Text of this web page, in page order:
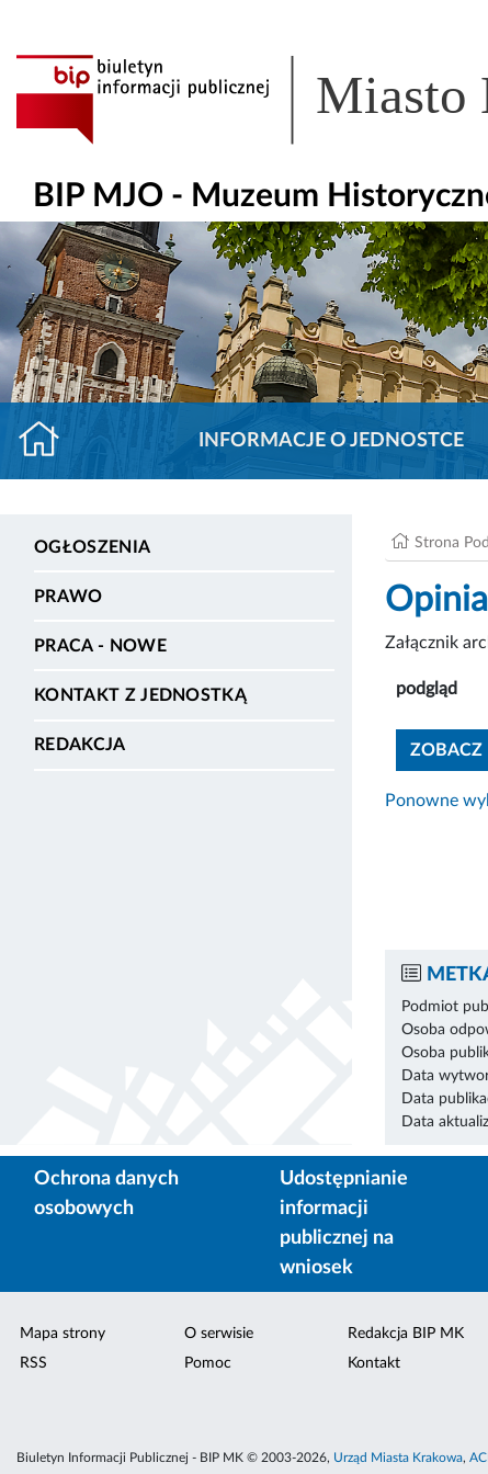
Miasto
BIP MJO - Muzeum
INFORMACJE O JEDNOSTCE
OGŁOSZENIA
PRAWO
PRACA - NOWE
KONTAKT Z JEDNOSTKĄ
REDAKCJA
Strona
Załącznik
podgląd
ZOBACZ
Ponowne
Podmiot
Osoba
Osoba
Data
Data
Data
Ochrona danych
osobowych
Udostępnianie
informacji
publicznej na
wniosek
Mapa strony
RSS
O serwisie
Pomoc
Redakcja BIP MK
Kontakt
Biuletyn Informacji Publicznej - BIP MK © 2003-2026, Urząd Miasta Krakowa,